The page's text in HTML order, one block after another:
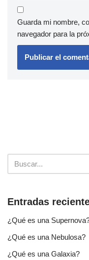
Guarda mi nombre,
navegador para la
Entradas
¿Qué es una
¿Qué es una Nebulosa?
¿Qué es una Galaxia?